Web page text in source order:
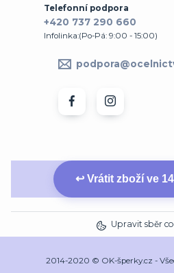
Telefonní podpora
+420 737 290 660
Infolinka:(Po-Pá: 9:00 - 15:00)
↩ Vrátit zboží ve
Upravit sběr
2014-2020 © OK-šperky.cz -